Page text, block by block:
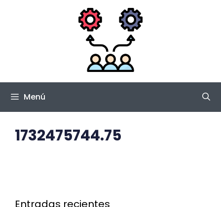
Menú
1732475744.75
Entradas recientes